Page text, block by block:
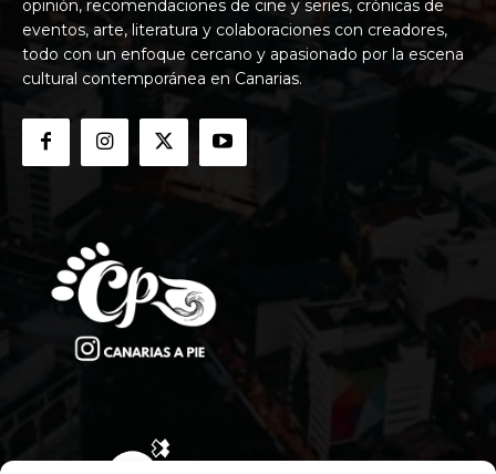
opinión, recomendaciones de cine y series, crónicas de
eventos, arte, literatura y colaboraciones con creadores,
todo con un enfoque cercano y apasionado por la escena
cultural contemporánea en Canarias.